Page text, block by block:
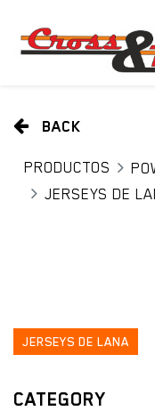
BACK
PRODUCTOS
JERSEYS DE
JERSEYS DE LANA
CATEGORY